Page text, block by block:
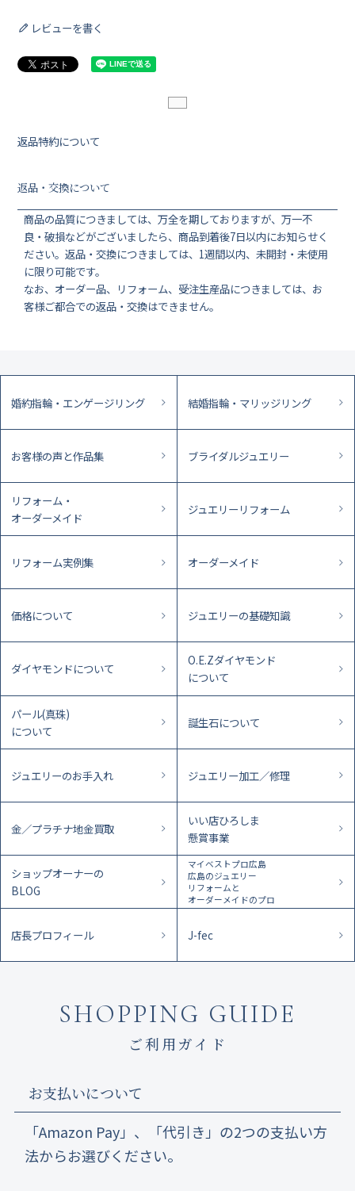
レビューを書く
返品特約について
返品・交換について
商品の品質につきましては、万全を期しておりますが、万一不
良・破損などがございましたら、商品到着後7日以内にお知らせく
ださい。返品・交換につきましては、1週間以内、未開封・未使用
に限り可能です。
なお、オーダー品、リフォーム、受注生産品につきましては、お
客様ご都合での返品・交換はできません。
婚約指輪・エンゲージリング 結婚指輪・マリッジリング
お客様の声と作品集 ブライダルジュエリー
リフォーム・
オーダーメイド
ジュエリーリフォーム
リフォーム実例集 オーダーメイド
価格について ジュエリーの基礎知識
ダイヤモンドについて
O.E.Zダイヤモンド
について
パール(真珠)
について
誕生石について
ジュエリーのお手入れ ジュエリー加工／修理
金／プラチナ地金買取
いい店ひろしま
懸賞事業
ショップオーナーの
BLOG
マイベストプロ広島
広島のジュエリー
リフォームと
オーダーメイドのプロ
店長プロフィール J-fec
SHOPPING GUIDE
ご利用ガイド
お支払いについて
「Amazon Pay」、「代引き」の2つの支払い方
法からお選びください。